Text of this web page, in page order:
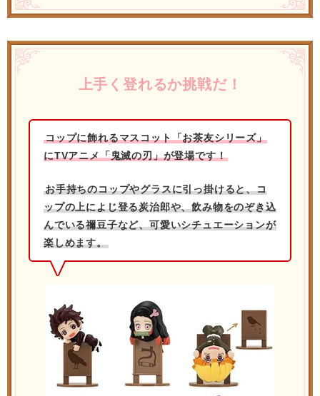
上手く登れるか挑戦だ！
コップに飾れるマスコット「お茶友シリーズ」
にTVアニメ「鬼滅の刃」が登場です！
お手持ちのコップやグラスに引っ掛けると、コ
ップの上によじ登る炭治郎や、飲み物をのぞき込
んでいる禰豆子など、可愛いシチュエーションが
楽しめます。